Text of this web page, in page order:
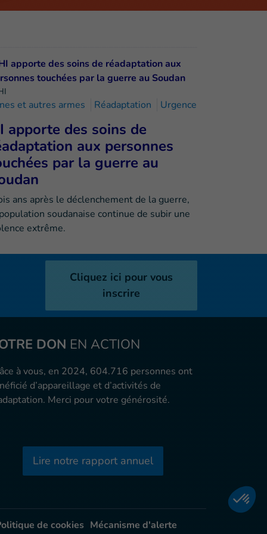
et autres armes Réadaptation Urgence
apporte des soins de
aux personnes
par la guerre au
ans après le déclenchement de la guerre,
soudanaise continue de subir une
extrême.
Cliquez ici pour vous
inscrire
DON EN ACTION
à vous, en 2024, 604.716 personnes ont
d’appareillage et d’activités de
Merci pour votre générosité.
Lire notre rapport annuel
de cookies Mécanisme d'alerte